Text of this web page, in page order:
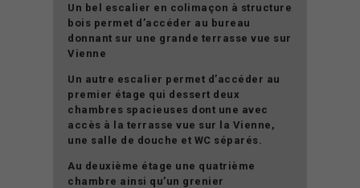
Un bel escalier en colimaçon à structure
bois permet d’accéder au bureau
donnant sur une grande terrasse vue sur
Vienne
Un autre escalier permet d’accéder au
premier étage qui dessert deux
chambres spacieuses dont une avec
accès à la terrasse vue sur la Vienne,
une salle de douche et WC séparés.
Au deuxième étage une quatrième
chambre ainsi qu’un grenier